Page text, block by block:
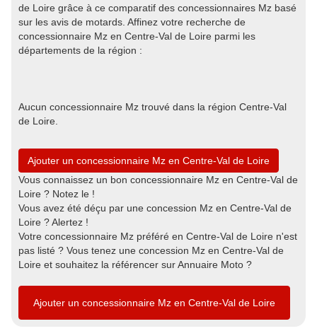
de Loire grâce à ce comparatif des concessionnaires Mz basé
sur les avis de motards. Affinez votre recherche de
concessionnaire Mz en Centre-Val de Loire parmi les
départements de la région :
Aucun concessionnaire Mz trouvé dans la région Centre-Val
de Loire.
Ajouter un concessionnaire Mz en Centre-Val de Loire
Vous connaissez un bon concessionnaire Mz en Centre-Val de
Loire ? Notez le !
Vous avez été déçu par une concession Mz en Centre-Val de
Loire ? Alertez !
Votre concessionnaire Mz préféré en Centre-Val de Loire n'est
pas listé ? Vous tenez une concession Mz en Centre-Val de
Loire et souhaitez la référencer sur Annuaire Moto ?
Ajouter un concessionnaire Mz en Centre-Val de Loire